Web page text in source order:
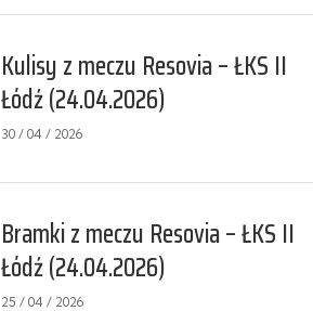
Kulisy z meczu Resovia – ŁKS II
Łódź (24.04.2026)
30 / 04 / 2026
Bramki z meczu Resovia – ŁKS II
Łódź (24.04.2026)
25 / 04 / 2026